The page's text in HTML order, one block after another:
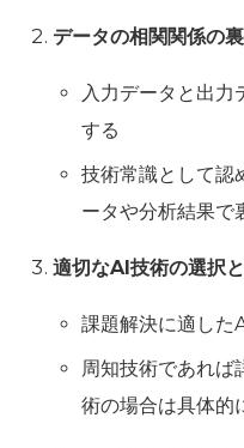
データの相関関係の
入力データと出力
する
技術常識として認
ータや分析結果で
適切なAI技術の選択
課題解決に適した
周知技術であれば
術の場合は具体的